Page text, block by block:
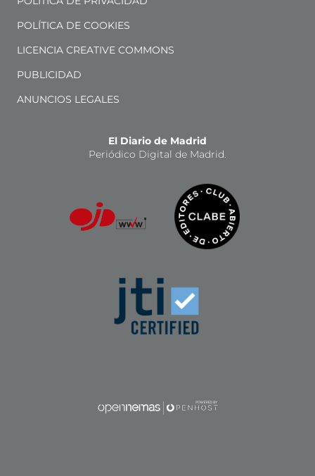
POLÍTICA DE COOKIES
LICENCIA CREATIVE COMMONS
PUBLICIDAD
ANUNCIOS LEGALES
El Diario de Madrid
Periódico Digital de Madrid.